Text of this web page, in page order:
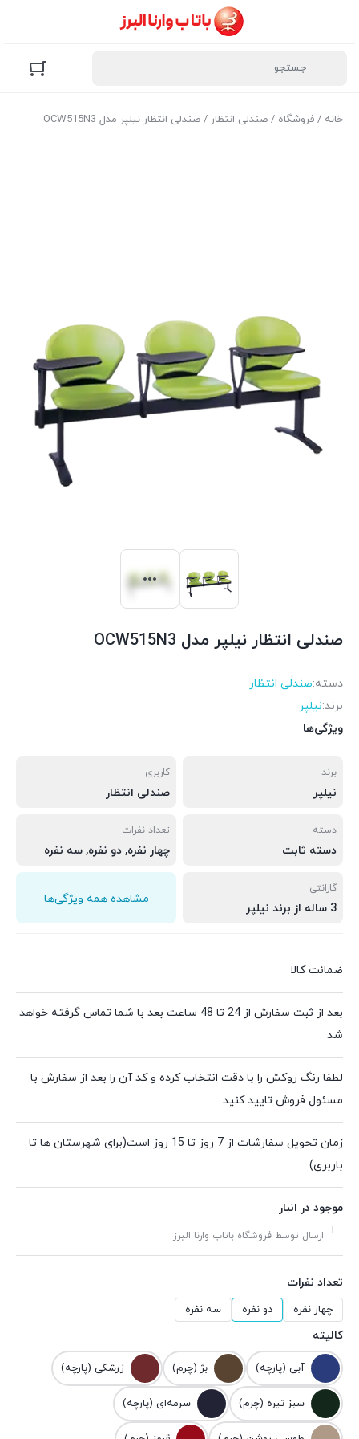
خانه / فروشگاه / صندلی انتظار / صندلی انتظار نیلپر مدل OCW515N3
صندلی انتظار نیلپر مدل OCW515N3
دسته:صندلی انتظار
برند:نیلپر
ویژگی‌ها
برند
نیلپر
کاربری
صندلی انتظار
دسته
دسته ثابت
تعداد نفرات
چهار نفره, دو نفره, سه نفره
گارانتی
3 ساله از برند نیلپر
مشاهده همه ویژگی‌ها
ضمانت کالا
بعد از ثبت سفارش از 24 تا 48 ساعت بعد با شما تماس گرفته خواهد
شد
لطفا رنگ روکش را با دقت انتخاب کرده و کد آن را بعد از سفارش با
مسئول فروش تایید کنید
زمان تحویل سفارشات از 7 روز تا 15 روز است(برای شهرستان ها تا
باربری)
موجود در انبار
ارسال توسط فروشگاه باتاب وارنا البرز
تعداد نفرات
چهار نفره دو نفره سه نفره
کالیته
آبی (پارچه) بژ (چرم) زرشکی (پارچه)
سبز تیره (چرم) سرمه‌ای (پارچه)